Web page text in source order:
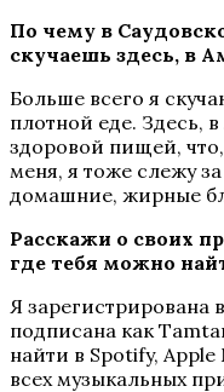
По чему в
скучаешь здесь, в
Больше всего я
плотной еде. Здесь,
здоровой пищей,
меня, я тоже слежу
домашние, жирные
Расскажи о своих
где тебя можно
Я зарегистрирована в
подписана как
найти в Spotify,
всех музыкальных